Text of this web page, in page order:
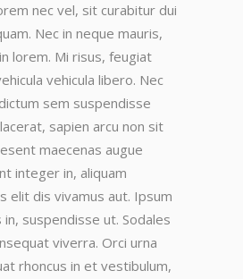
nec vel, sit curabitur dui
Nec in neque mauris,
lorem. Mi risus, feugiat
vehicula libero. Nec
sem suspendisse
sapien arcu non sit
maecenas augue
integer in, aliquam
elit dis vivamus aut. Ipsum
suspendisse ut. Sodales
viverra. Orci urna
rhoncus in et vestibulum,